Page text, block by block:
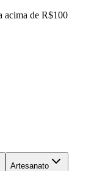
acima de R$100
Artesanato